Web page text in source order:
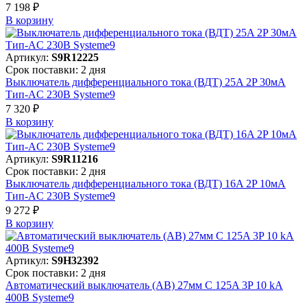
7 198 ₽
В корзинy
Артикул: S9R12225
Срок поставки: 2 дня
Выключатель дифференциального тока (ВДТ) 25A 2P 30мА
Тип-AC 230В Systeme9
7 320 ₽
В корзинy
Артикул: S9R11216
Срок поставки: 2 дня
Выключатель дифференциального тока (ВДТ) 16A 2P 10мА
Тип-AC 230В Systeme9
9 272 ₽
В корзинy
Артикул: S9H32392
Срок поставки: 2 дня
Автоматический выключатель (АВ) 27мм C 125A 3P 10 kA
400В Systeme9